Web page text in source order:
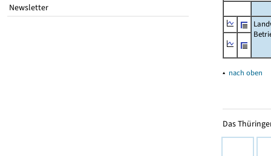
Newsletter
▴ nach oben
Das